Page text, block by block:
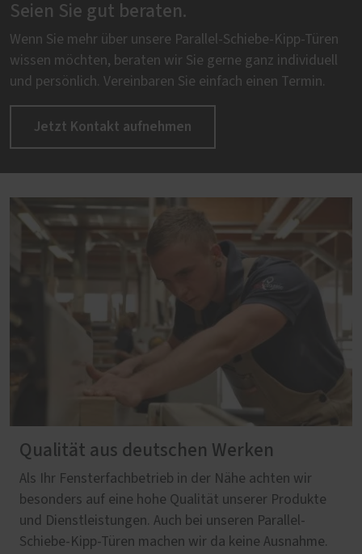
Seien Sie gut beraten.
Wenn Sie mehr über unsere Parallel-Schiebe-Kipp-Türen
wissen möchten, beraten wir Sie gerne ganz individuell
und persönlich. Vereinbaren Sie einfach einen Termin.
Jetzt Kontakt aufnehmen
Qualität aus deutschen Werken
Als Ihr Fensterfachbetrieb in der Nähe achten wir
besonders auf eine hohe Qualität unserer Produkte
und Dienstleistungen. Auch bei unseren Parallel-
Schiebe-Kipp-Türen machen wir da keine Ausnahme.